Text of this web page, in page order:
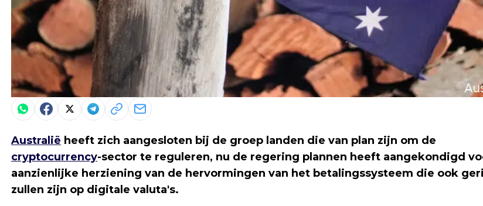
Australië heeft zich aangesloten bij de groep landen die van plan zijn om de
cryptocurrency-sector te reguleren, nu de regering plannen heeft aangekondigd
aanzienlijke herziening van de hervormingen van het betalingssysteem die ook
zullen zijn op digitale valuta's.